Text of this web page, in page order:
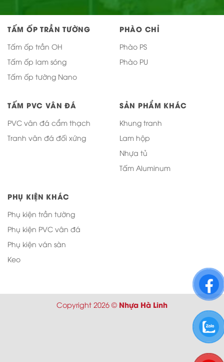
TẤM ỐP TRẦN TƯỜNG
Tấm ốp trần OH
Tấm ốp lam sóng
Tấm ốp tường Nano
PHÀO CHỈ
Phào PS
Phào PU
TẤM PVC VÂN ĐÁ
PVC vân đá cẩm thạch
Tranh vân đá đối xứng
SẢN PHẨM KHÁC
Khung tranh
Lam hộp
Nhựa tủ
Tấm Aluminum
PHỤ KIỆN KHÁC
Phụ kiện trần tường
Phụ kiện PVC vân đá
Phụ kiện ván sàn
Keo
Copyright 2026 © Nhựa Hà Linh